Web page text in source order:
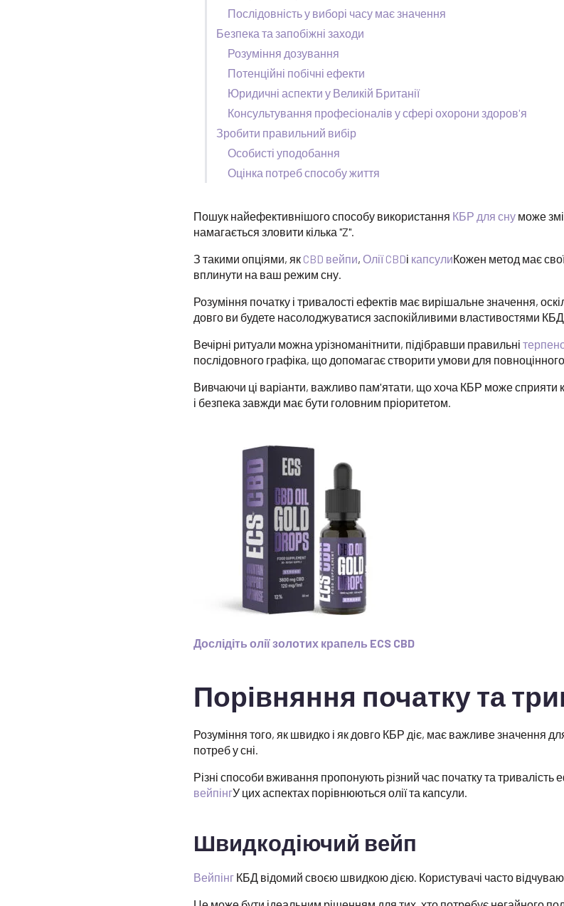
Послідовність у виборі часу має значення
Безпека та запобіжні заходи
Розуміння дозування
Потенційні побічні ефекти
Юридичні аспекти у Великій Британії
Консультування професіоналів у сфері охорони здоров'я
Зробити правильний вибір
Особисті уподобання
Оцінка потреб способу життя
Пошук найефективнішого способу використання КБР для сну може
намагається зловити кілька "Z".
З такими опціями, як CBD вейпи, Олії CBDі капсулиКожен метод має
вплинути на ваш режим сну.
Розуміння початку і тривалості ефектів має вирішальне значення,
довго ви будете насолоджуватися заспокійливими властивостями КБД.
Вечірні ритуали можна урізноманітнити, підібравши правильні
послідовного графіка, що допомагає створити умови для повноцінного
Вивчаючи ці варіанти, важливо пам'ятати, що хоча КБР може сприяти
і безпека завжди має бути головним пріоритетом.
Дослідіть олії золотих крапель ECS CBD
Порівняння початку та
Розуміння того, як швидко і як довго КБР діє, має важливе значення
потреб у сні.
Різні способи вживання пропонують різний час початку та
вейпінгУ цих аспектах порівнюються олії та капсули.
Швидкодіючий вейп
Вейпінг КБД відомий своєю швидкою дією. Користувачі часто